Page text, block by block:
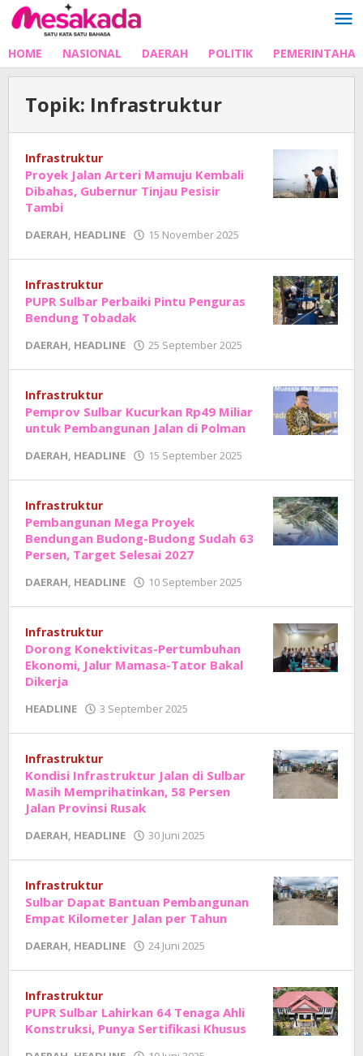
Lewati
ke
HOME NASIONAL DAERAH POLITIK
Topik: Infrastruktur
Infrastruktur
Proyek Jalan Arteri Mamuju Kembali
Dibahas, Gubernur Tinjau Pesisir
Tambi
DAERAH, HEADLINE 15 November 2025
Junaedi
Sholat
Infrastruktur
PUPR Sulbar Perbaiki Pintu Penguras
Bendung Tobadak
DAERAH, HEADLINE 25 September 2025
Junaedi
Sholat
Infrastruktur
Pemprov Sulbar Kucurkan Rp49 Miliar
untuk Pembangunan Jalan di Polman
DAERAH, HEADLINE 15 September 2025
Junaedi
Sholat
Infrastruktur
Pembangunan Mega Proyek
Bendungan Budong-Budong Sudah 63
Persen, Target Selesai 2027
DAERAH, HEADLINE 10 September 2025
Junaedi
Sholat
Infrastruktur
Dorong Konektivitas-Pertumbuhan
Ekonomi, Jalur Mamasa-Tator Bakal
Dikerja
HEADLINE 3 September 2025
Junaedi
Infrastruktur
Kondisi Infrastruktur Jalan di Sulbar
Masih Memprihatinkan, 58 Persen
Jalan Provinsi Rusak
DAERAH, HEADLINE 30 Juni 2025
Junaedi
Infrastruktur
Sulbar Dapat Bantuan Pembangunan
Empat Kilometer Jalan per Tahun
DAERAH, HEADLINE 24 Juni 2025
Junaedi
Infrastruktur
PUPR Sulbar Lahirkan 64 Tenaga Ahli
Konstruksi, Punya Sertifikasi Khusus